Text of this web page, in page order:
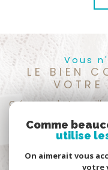
Vous
LE BIEN
VOTRE
Créer une alerte email
votre
Comme
utilise
On aimerait vous
votre